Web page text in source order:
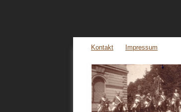
Kontakt Impressum